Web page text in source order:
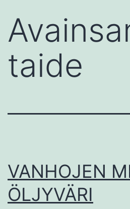
taide
VANHOJEN
ÖLJYVÄRI